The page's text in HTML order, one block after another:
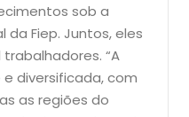
sob a
Fiep. Juntos, eles
“A
diversificada, com
as regiões do